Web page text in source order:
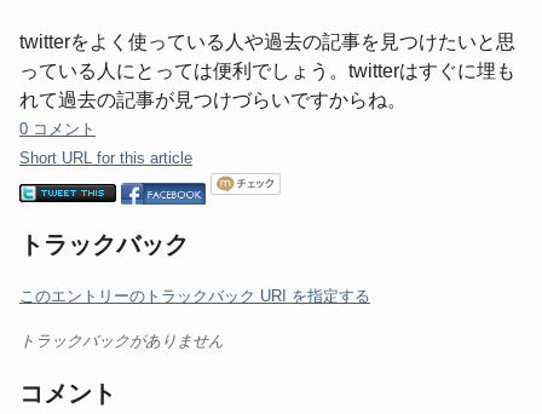
twitterをよく使っている人や過去の記事を見つけたいと思
っている人にとっては便利でしょう。twitterはすぐに埋も
れて過去の記事が見つけづらいですからね。
0 コメント
Short URL for this article
トラックバック
このエントリーのトラックバック URI を指定する
トラックバックがありません
コメント